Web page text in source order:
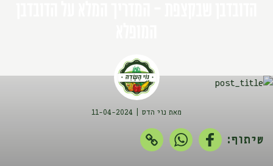
מאת נוי הדס 11-04-2024
שיתוף: